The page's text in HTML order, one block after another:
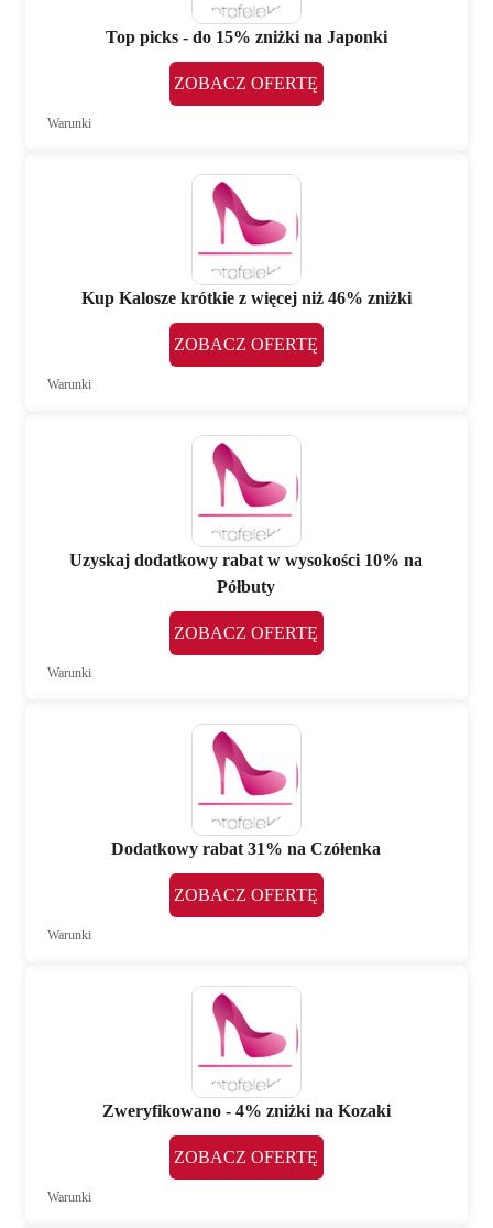
Top picks - do 15% zniżki na Japonki
ZOBACZ OFERTĘ
Warunki
Kup Kalosze krótkie z więcej niż 46% zniżki
ZOBACZ OFERTĘ
Warunki
Uzyskaj dodatkowy rabat w wysokości 10% na
Półbuty
ZOBACZ OFERTĘ
Warunki
Dodatkowy rabat 31% na Czółenka
ZOBACZ OFERTĘ
Warunki
Zweryfikowano - 4% zniżki na Kozaki
ZOBACZ OFERTĘ
Warunki